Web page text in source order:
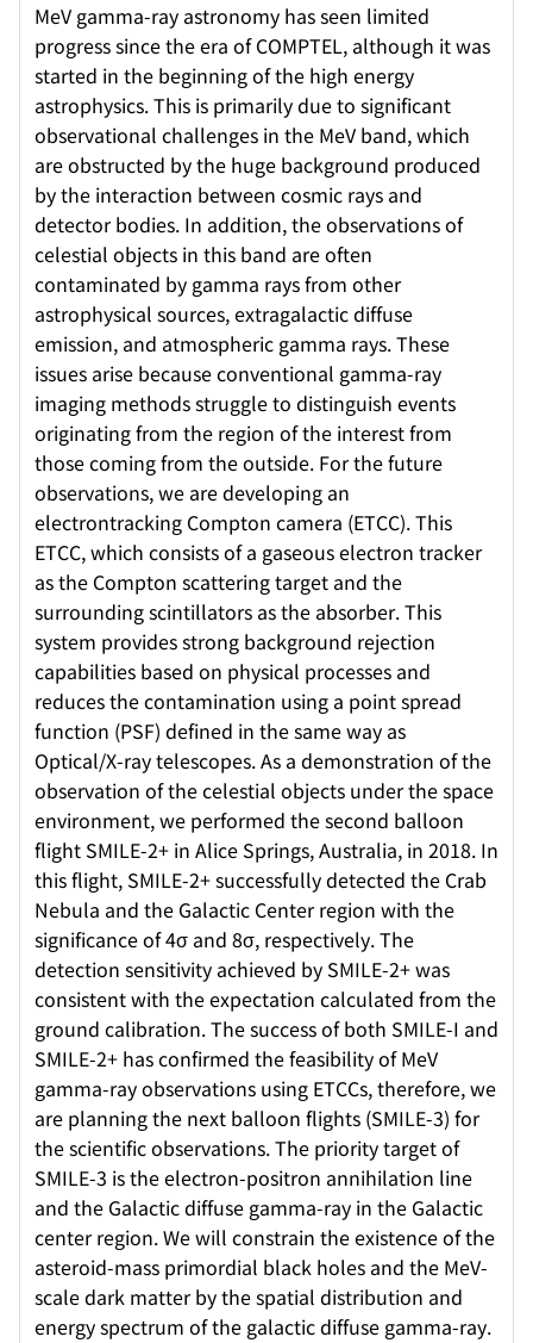
MeV gamma-ray astronomy has seen limited
progress since the era of COMPTEL, although it was
started in the beginning of the high energy
astrophysics. This is primarily due to significant
observational challenges in the MeV band, which
are obstructed by the huge background produced
by the interaction between cosmic rays and
detector bodies. In addition, the observations of
celestial objects in this band are often
contaminated by gamma rays from other
astrophysical sources, extragalactic diffuse
emission, and atmospheric gamma rays. These
issues arise because conventional gamma-ray
imaging methods struggle to distinguish events
originating from the region of the interest from
those coming from the outside. For the future
observations, we are developing an
electrontracking Compton camera (ETCC). This
ETCC, which consists of a gaseous electron tracker
as the Compton scattering target and the
surrounding scintillators as the absorber. This
system provides strong background rejection
capabilities based on physical processes and
reduces the contamination using a point spread
function (PSF) defined in the same way as
Optical/X-ray telescopes. As a demonstration of the
observation of the celestial objects under the space
environment, we performed the second balloon
flight SMILE-2+ in Alice Springs, Australia, in 2018. In
this flight, SMILE-2+ successfully detected the Crab
Nebula and the Galactic Center region with the
significance of 4σ and 8σ, respectively. The
detection sensitivity achieved by SMILE-2+ was
consistent with the expectation calculated from the
ground calibration. The success of both SMILE-I and
SMILE-2+ has confirmed the feasibility of MeV
gamma-ray observations using ETCCs, therefore, we
are planning the next balloon flights (SMILE-3) for
the scientific observations. The priority target of
SMILE-3 is the electron-positron annihilation line
and the Galactic diffuse gamma-ray in the Galactic
center region. We will constrain the existence of the
asteroid-mass primordial black holes and the MeV-
scale dark matter by the spatial distribution and
energy spectrum of the galactic diffuse gamma-ray.